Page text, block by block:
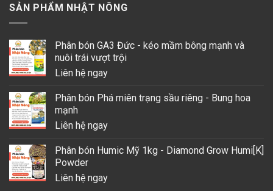
SẢN PHẨM NHẬT NÔNG
Phân bón GA3 Đức - kéo mầm bông mạnh và
nuôi trái vượt trội
Liên hệ ngay
Phân bón Phá miên trạng sầu riêng - Bung hoa
mạnh
Liên hệ ngay
Phân bón Humic Mỹ 1kg - Diamond Grow Humi[K]
Powder
Liên hệ ngay